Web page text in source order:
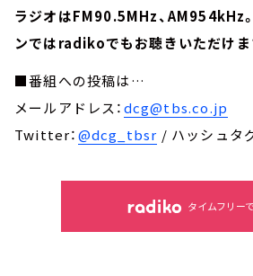
ラジオはFM90.5MHz、AM954kHz
ンではradikoでもお聴きいただけま
■番組への投稿は…
メールアドレス：dcg@tbs.co.jp
Twitter：@dcg_tbsr / ハッシュタ
タイムフリー